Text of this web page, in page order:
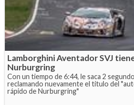
Lamborghini Aventador SVJ
Nurburgring
Con un tiempo de 6:44, le saca 2
reclamando nuevamente el titulo del
rápido de Nurburgring"